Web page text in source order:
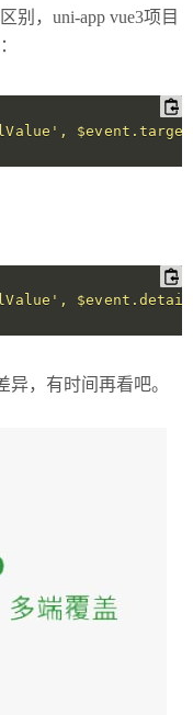
别，uni-app vue3项目
异，有时间再看吧。